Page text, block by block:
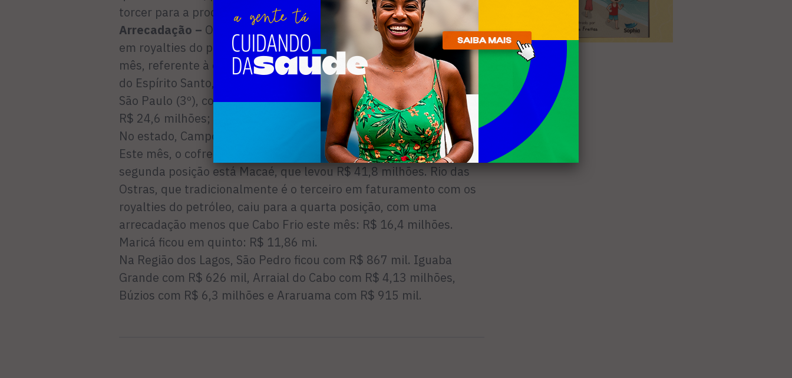
torcer para a produção ficar estável – disse o secretário.
Arrecadação – O estado do Rio de Janeiro, líder de arrecadação
em royalties do petróleo no país, recebeu R$ 272,13 milhões este
mês, referente à competência de março. Logo atrás vem o estado
do Espírito Santo, que faturou R$ 68,5 milhões. Completam o top 5
São Paulo (3º), com R$ 31 milhões; Rio Grande do Norte (4º), com
R$ 24,6 milhões; e Bahia (5º), R$ 23,3 milhões.
No estado, Campos dos Goyta-cazes é o recordista de arrecadação.
Este mês, o cofre dos campistas recebeu R$ 54,4 milhões. Na
segunda posição está Macaé, que levou R$ 41,8 milhões. Rio das
Ostras, que tradicionalmente é o terceiro em faturamento com os
royalties do petróleo, caiu para a quarta posição, com uma
arrecadação menos que Cabo Frio este mês: R$ 16,4 milhões.
Maricá ficou em quinto: R$ 11,86 mi.
Na Região dos Lagos, São Pedro ficou com R$ 867 mil. Iguaba
Grande com R$ 626 mil, Arraial do Cabo com R$ 4,13 milhões,
Búzios com R$ 6,3 milhões e Araruama com R$ 915 mil.